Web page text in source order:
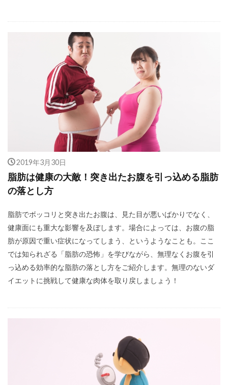
2019年3月30日
脂肪は健康の大敵！突き出たお腹を引っ込める脂肪
の落とし方
脂肪でボッコリと突き出たお腹は、見た目が悪いばかりでなく、
健康面にも重大な影響を及ぼします。場合によっては、お腹の脂
肪が原因で重い症状になってしまう、というようなことも。ここ
では知られざる「脂肪の恐怖」を学びながら、無理なくお腹を引
っ込める効率的な脂肪の落とし方をご紹介します。無理のないダ
イエットに挑戦して健康な肉体を取り戻しましょう！